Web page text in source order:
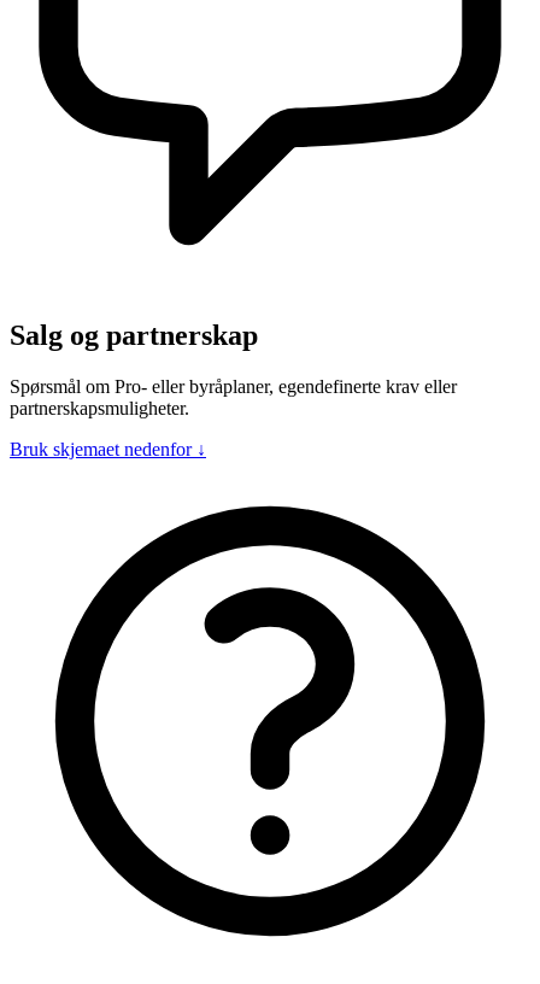
Salg og partnerskap
Spørsmål om Pro- eller byråplaner, egendefinerte krav eller
partnerskapsmuligheter.
Bruk skjemaet nedenfor ↓